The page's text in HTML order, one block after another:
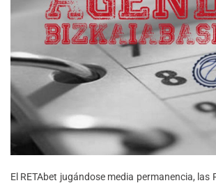
El RETAbet jugándose media permanencia, las